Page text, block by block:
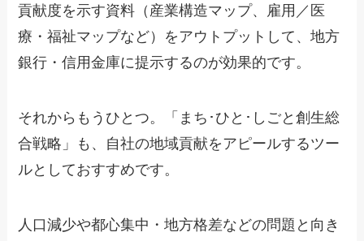
貢献度を示す資料（産業構造マップ、雇用／医
療・福祉マップなど）をアウトプットして、地方
銀行・信用金庫に提示するのが効果的です。
それからもうひとつ。「まち･ひと･しごと創生総
合戦略」も、自社の地域貢献をアピールするツー
ルとしておすすめです。
人口減少や都心集中・地方格差などの問題と向き